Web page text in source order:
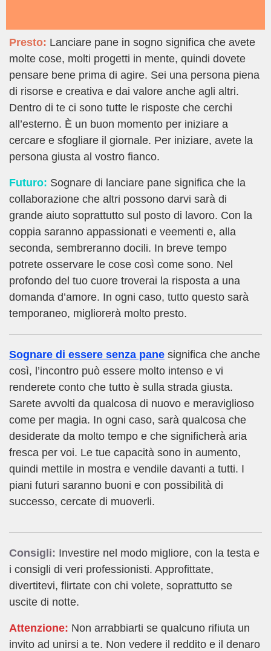
Presto: Lanciare pane in sogno significa che avete
molte cose, molti progetti in mente, quindi dovete
pensare bene prima di agire. Sei una persona piena
di risorse e creativa e dai valore anche agli altri.
Dentro di te ci sono tutte le risposte che cerchi
all’esterno. È un buon momento per iniziare a
cercare e sfogliare il giornale. Per iniziare, avete la
persona giusta al vostro fianco.
Futuro: Sognare di lanciare pane significa che la
collaborazione che altri possono darvi sarà di
grande aiuto soprattutto sul posto di lavoro. Con la
coppia saranno appassionati e veementi e, alla
seconda, sembreranno docili. In breve tempo
potrete osservare le cose così come sono. Nel
profondo del tuo cuore troverai la risposta a una
domanda d’amore. In ogni caso, tutto questo sarà
temporaneo, migliorerà molto presto.
Sognare di essere senza pane significa che anche
così, l’incontro può essere molto intenso e vi
renderete conto che tutto è sulla strada giusta.
Sarete avvolti da qualcosa di nuovo e meraviglioso
come per magia. In ogni caso, sarà qualcosa che
desiderate da molto tempo e che significherà aria
fresca per voi. Le tue capacità sono in aumento,
quindi mettile in mostra e vendile davanti a tutti. I
piani futuri saranno buoni e con possibilità di
successo, cercate di muoverli.
Consigli: Investire nel modo migliore, con la testa e
i consigli di veri professionisti. Approfittate,
divertitevi, flirtate con chi volete, soprattutto se
uscite di notte.
Attenzione: Non arrabbiarti se qualcuno rifiuta un
invito ad unirsi a te. Non vedere il reddito e il denaro